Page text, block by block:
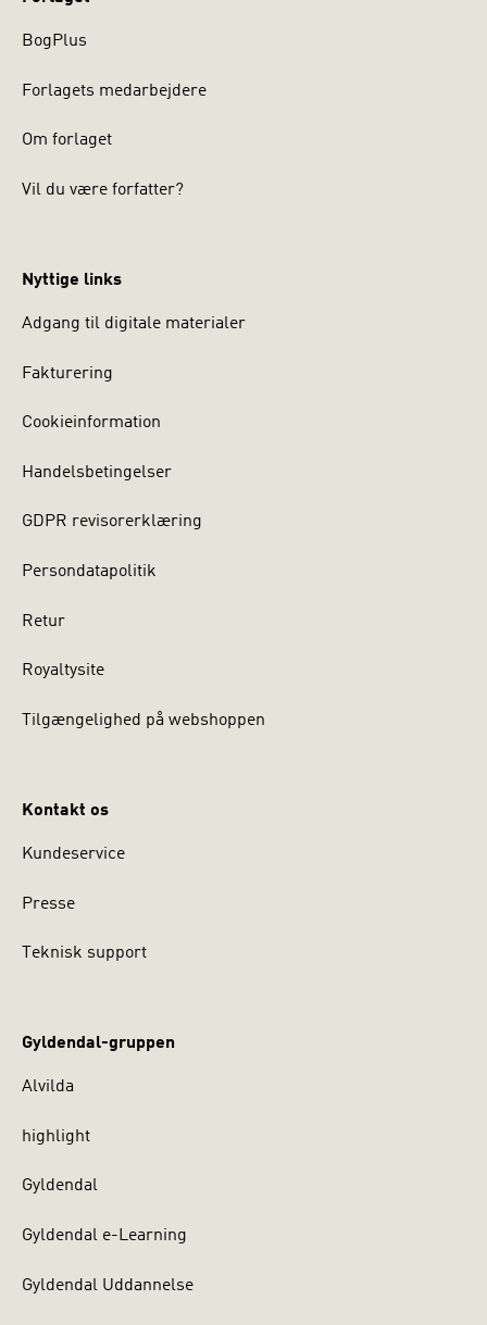
BogPlus
Forlagets medarbejdere
Om forlaget
Vil du være forfatter?
Nyttige links
Adgang til digitale materialer
Fakturering
Cookieinformation
Handelsbetingelser
GDPR revisorerklæring
Persondatapolitik
Retur
Royaltysite
Tilgængelighed på webshoppen
Kontakt os
Kundeservice
Presse
Teknisk support
Gyldendal-gruppen
Alvilda
highlight
Gyldendal
Gyldendal e-Learning
Gyldendal Uddannelse